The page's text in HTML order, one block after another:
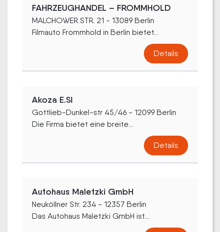
FAHRZEUGHANDEL – FROMMHOLD
MALCHOWER STR. 21 - 13089 Berlin
Filmauto Frommhold in Berlin bietet...
Details
Akoza E.SI
Gottlieb-Dunkel-str 45/46 - 12099 Berlin
Die Firma bietet eine breite...
Details
Autohaus Maletzki GmbH
Neuköllner Str. 234 - 12357 Berlin
Das Autohaus Maletzki GmbH ist...